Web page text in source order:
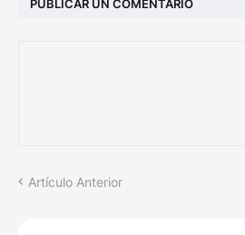
PUBLICAR UN COMENTARIO
Artículo Anterior